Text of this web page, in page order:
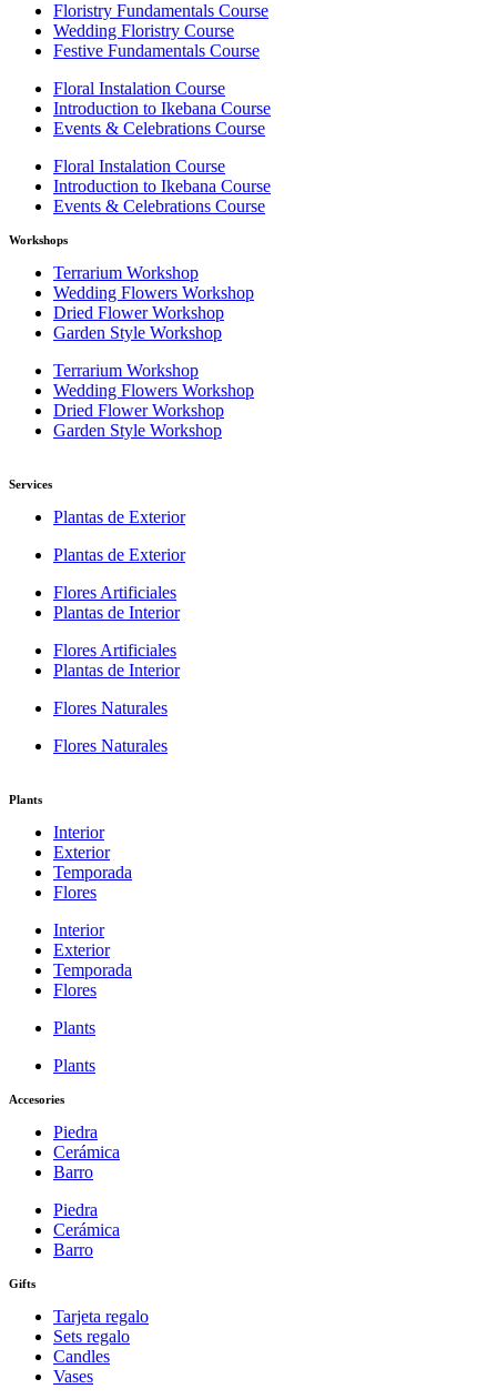
Floristry Fundamentals Course
Wedding Floristry Course
Festive Fundamentals Course
Floral Instalation Course
Introduction to Ikebana Course
Events & Celebrations Course
Floral Instalation Course
Introduction to Ikebana Course
Events & Celebrations Course
Workshops
Terrarium Workshop
Wedding Flowers Workshop
Dried Flower Workshop
Garden Style Workshop
Terrarium Workshop
Wedding Flowers Workshop
Dried Flower Workshop
Garden Style Workshop
Services
Plantas de Exterior
Plantas de Exterior
Flores Artificiales
Plantas de Interior
Flores Artificiales
Plantas de Interior
Flores Naturales
Flores Naturales
Plants
Interior
Exterior
Temporada
Flores
Interior
Exterior
Temporada
Flores
Plants
Plants
Accesories
Piedra
Cerámica
Barro
Piedra
Cerámica
Barro
Gifts
Tarjeta regalo
Sets regalo
Candles
Vases